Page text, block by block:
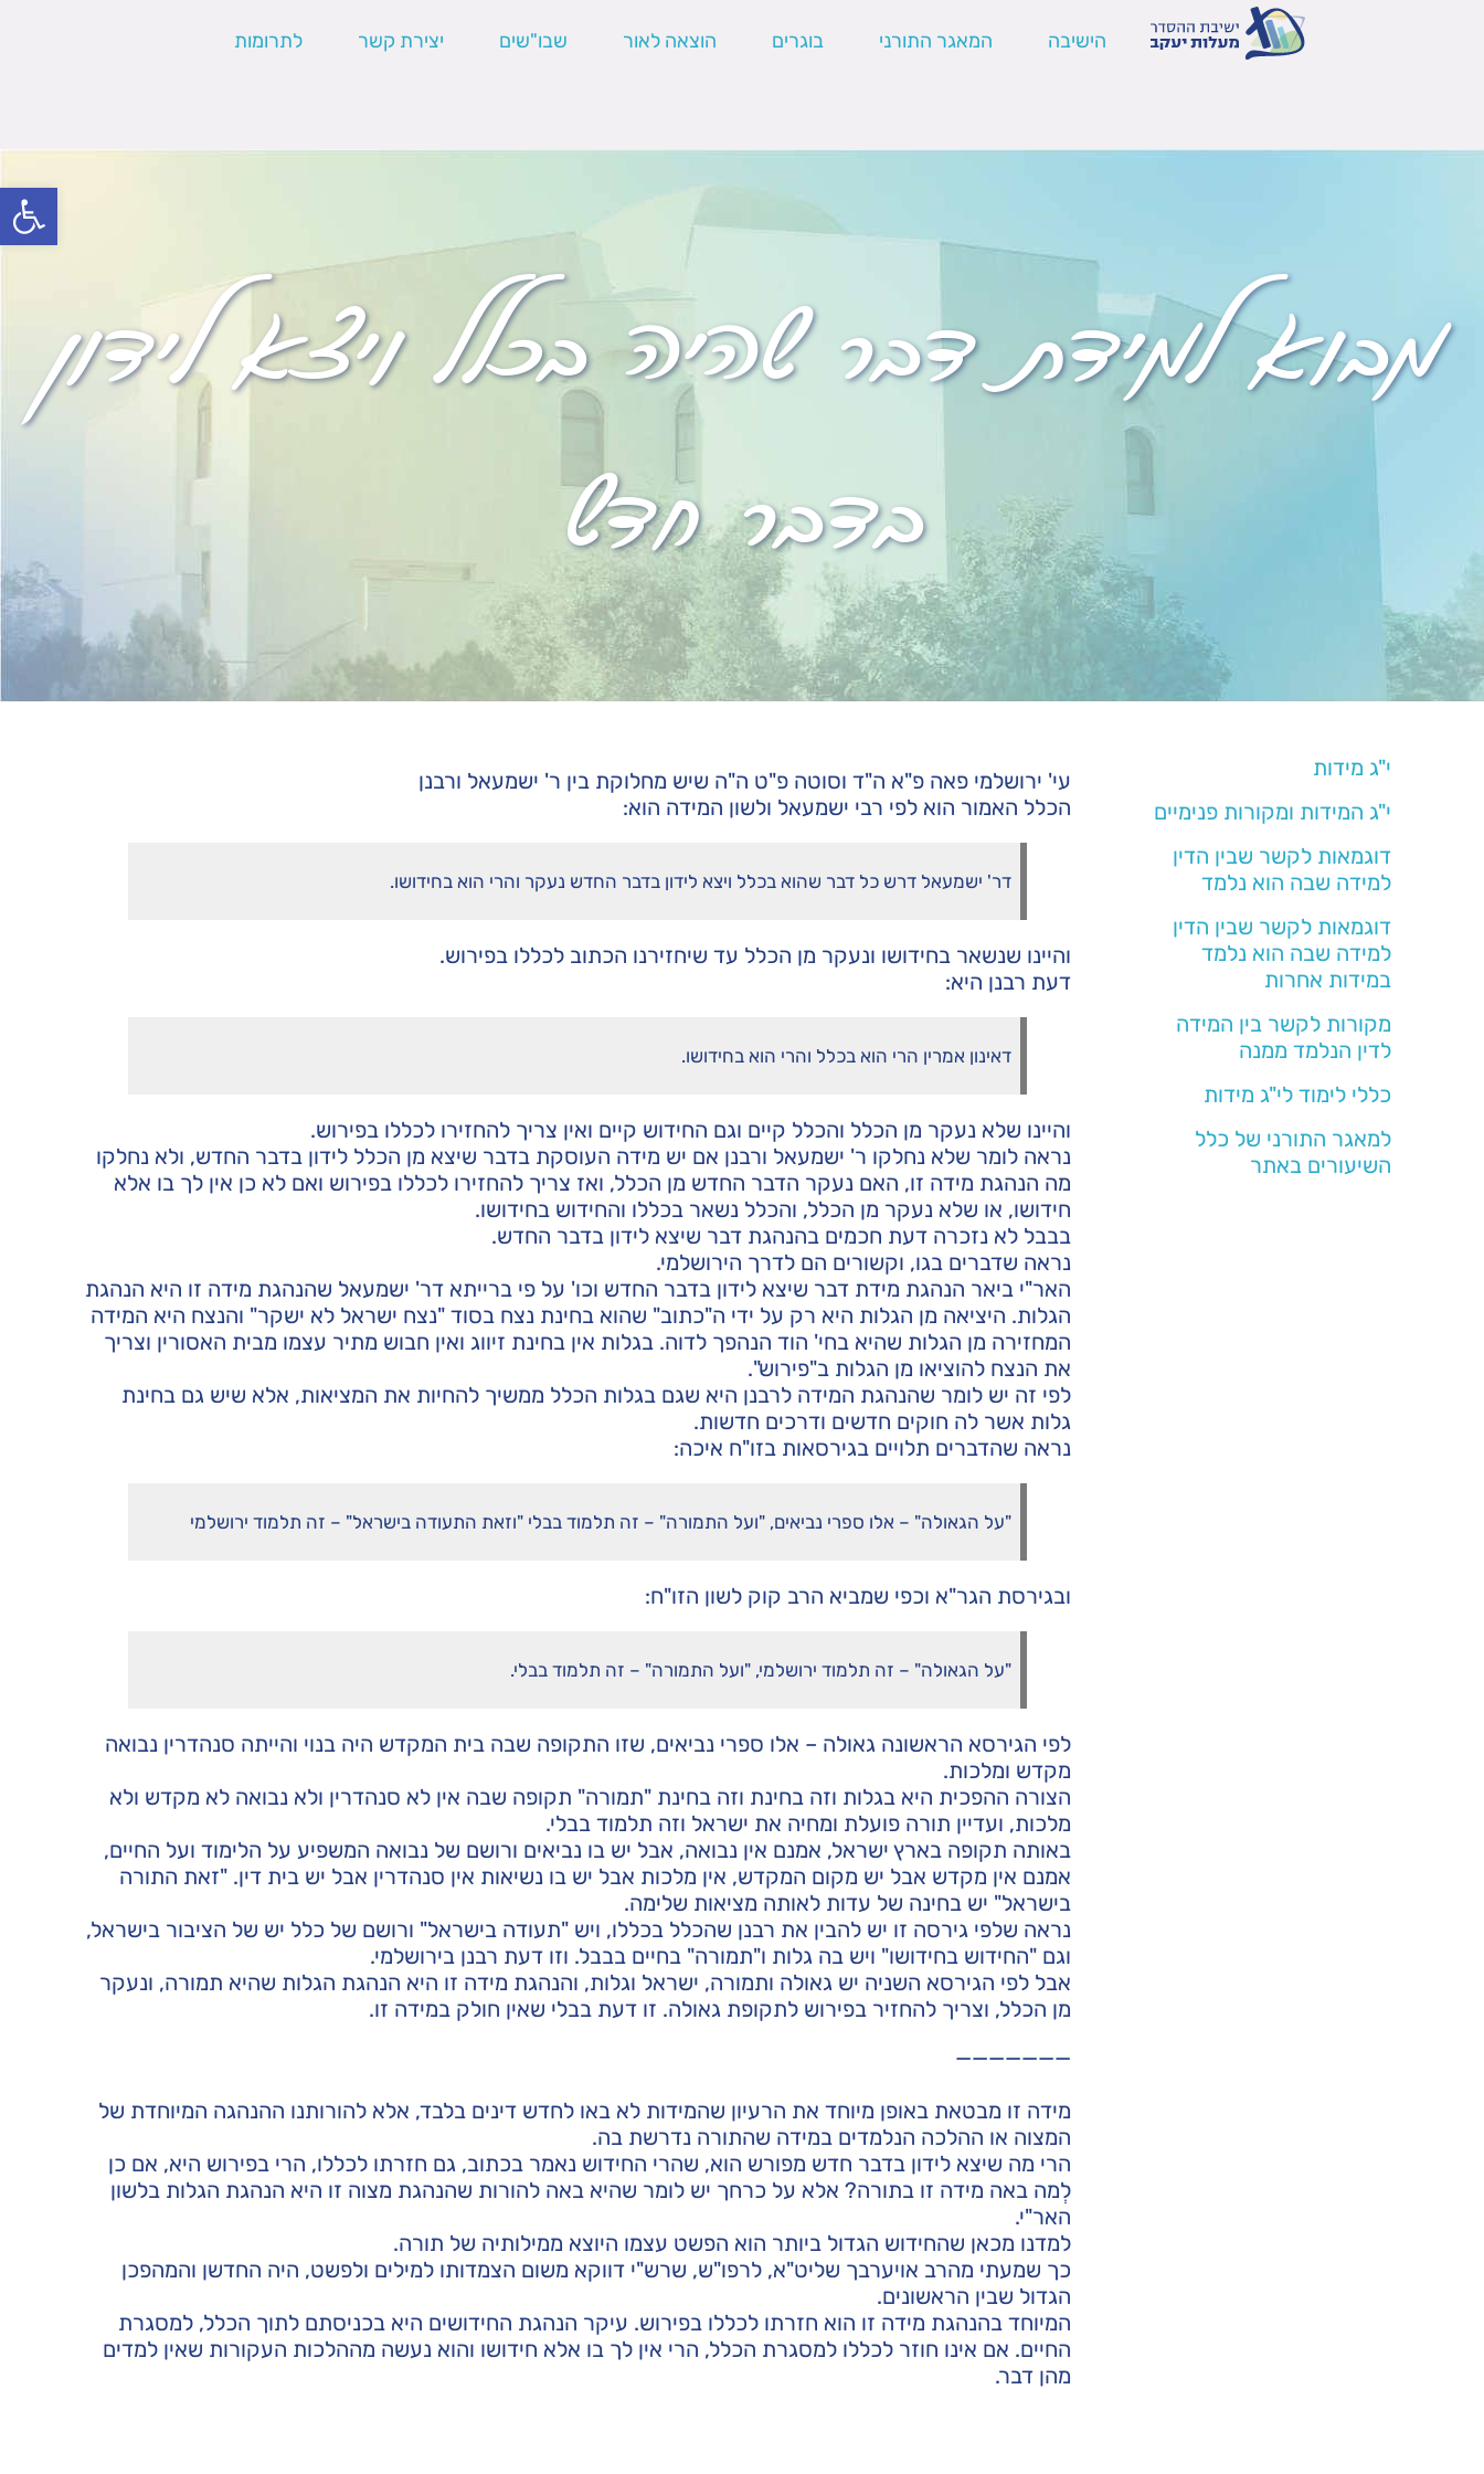
פתח
הישיבה המאגר התורני בוגרים הוצאה לאור שבו"שים יצירת קשר לתרומות
מבוא למידת דבר שהיה בכלל ויצא לידון
בדבר חדש
י"ג מידות
י"ג המידות ומקורות פנימיים
דוגמאות לקשר שבין הדין
למידה שבה הוא נלמד
דוגמאות לקשר שבין הדין
למידה שבה הוא נלמד
במידות אחרות
מקורות לקשר בין המידה
לדין הנלמד ממנה
כללי לימוד לי"ג מידות
למאגר התורני של כלל
השיעורים באתר
עי' ירושלמי פאה פ"א ה"ד וסוטה פ"ט ה"ה שיש מחלוקת בין ר' ישמעאל ורבנן
הכלל האמור הוא לפי רבי ישמעאל ולשון המידה הוא:
דר' ישמעאל דרש כל דבר שהוא בכלל ויצא לידון בדבר החדש נעקר והרי הוא בחידושו.
והיינו שנשאר בחידושו ונעקר מן הכלל עד שיחזירנו הכתוב לכללו בפירוש.
דעת רבנן היא:
דאינון אמרין הרי הוא בכלל והרי הוא בחידושו.
והיינו שלא נעקר מן הכלל והכלל קיים וגם החידוש קיים ואין צריך להחזירו לכללו בפירוש.
נראה לומר שלא נחלקו ר' ישמעאל ורבנן אם יש מידה העוסקת בדבר שיצא מן הכלל לידון בדבר החדש, ולא נחלקו
מה הנהגת מידה זו, האם נעקר הדבר החדש מן הכלל, ואז צריך להחזירו לכללו בפירוש ואם לא כן אין לך בו אלא
חידושו, או שלא נעקר מן הכלל, והכלל נשאר בכללו והחידוש בחידושו.
בבבל לא נזכרה דעת חכמים בהנהגת דבר שיצא לידון בדבר החדש.
נראה שדברים בגו, וקשורים הם לדרך הירושלמי.
האר"י ביאר הנהגת מידת דבר שיצא לידון בדבר החדש וכו' על פי ברייתא דר' ישמעאל שהנהגת מידה זו היא הנהגת
הגלות. היציאה מן הגלות היא רק על ידי ה"כתוב" שהוא בחינת נצח בסוד "נצח ישראל לא ישקר" והנצח היא המידה
המחזירה מן הגלות שהיא בחי' הוד הנהפך לדוה. בגלות אין בחינת זיווג ואין חבוש מתיר עצמו מבית האסורין וצריך
את הנצח להוציאו מן הגלות ב"פירוש".
לפי זה יש לומר שהנהגת המידה לרבנן היא שגם בגלות הכלל ממשיך להחיות את המציאות, אלא שיש גם בחינת
גלות אשר לה חוקים חדשים ודרכים חדשות.
נראה שהדברים תלויים בגירסאות בזו"ח איכה:
"על הגאולה" – אלו ספרי נביאים, "ועל התמורה" – זה תלמוד בבלי "וזאת התעודה בישראל" – זה תלמוד ירושלמי
ובגירסת הגר"א וכפי שמביא הרב קוק לשון הזו"ח:
"על הגאולה" – זה תלמוד ירושלמי, "ועל התמורה" – זה תלמוד בבלי.
לפי הגירסא הראשונה גאולה – אלו ספרי נביאים, שזו התקופה שבה בית המקדש היה בנוי והייתה סנהדרין נבואה
מקדש ומלכות.
הצורה ההפכית היא בגלות וזה בחינת וזה בחינת "תמורה" תקופה שבה אין לא סנהדרין ולא נבואה לא מקדש ולא
מלכות, ועדיין תורה פועלת ומחיה את ישראל וזה תלמוד בבלי.
באותה תקופה בארץ ישראל, אמנם אין נבואה, אבל יש בו נביאים ורושם של נבואה המשפיע על הלימוד ועל החיים,
אמנם אין מקדש אבל יש מקום המקדש, אין מלכות אבל יש בו נשיאות אין סנהדרין אבל יש בית דין. "זאת התורה
בישראל" יש בחינה של עדות לאותה מציאות שלימה.
נראה שלפי גירסה זו יש להבין את רבנן שהכלל בכללו, ויש "תעודה בישראל" ורושם של כלל יש של הציבור בישראל,
וגם "החידוש בחידושו" ויש בה גלות ו"תמורה" בחיים בבבל. וזו דעת רבנן בירושלמי.
אבל לפי הגירסא השניה יש גאולה ותמורה, ישראל וגלות, והנהגת מידה זו היא הנהגת הגלות שהיא תמורה, ונעקר
מן הכלל, וצריך להחזיר בפירוש לתקופת גאולה. זו דעת בבלי שאין חולק במידה זו.
———————
מידה זו מבטאת באופן מיוחד את הרעיון שהמידות לא באו לחדש דינים בלבד, אלא להורותנו ההנהגה המיוחדת של
המצוה או ההלכה הנלמדים במידה שהתורה נדרשת בה.
הרי מה שיצא לידון בדבר חדש מפורש הוא, שהרי החידוש נאמר בכתוב, גם חזרתו לכללו, הרי בפירוש היא, אם כן
לְמה באה מידה זו בתורה? אלא על כרחך יש לומר שהיא באה להורות שהנהגת מצוה זו היא הנהגת הגלות בלשון
האר"י.
למדנו מכאן שהחידוש הגדול ביותר הוא הפשט עצמו היוצא ממילותיה של תורה.
כך שמעתי מהרב אויערבך שליט"א, לרפו"ש, שרש"י דווקא משום הצמדותו למילים ולפשט, היה החדשן והמהפכן
הגדול שבין הראשונים.
המיוחד בהנהגת מידה זו הוא חזרתו לכללו בפירוש. עיקר הנהגת החידושים היא בכניסתם לתוך הכלל, למסגרת
החיים. אם אינו חוזר לכללו למסגרת הכלל, הרי אין לך בו אלא חידושו והוא נעשה מההלכות העקורות שאין למדים
מהן דבר.